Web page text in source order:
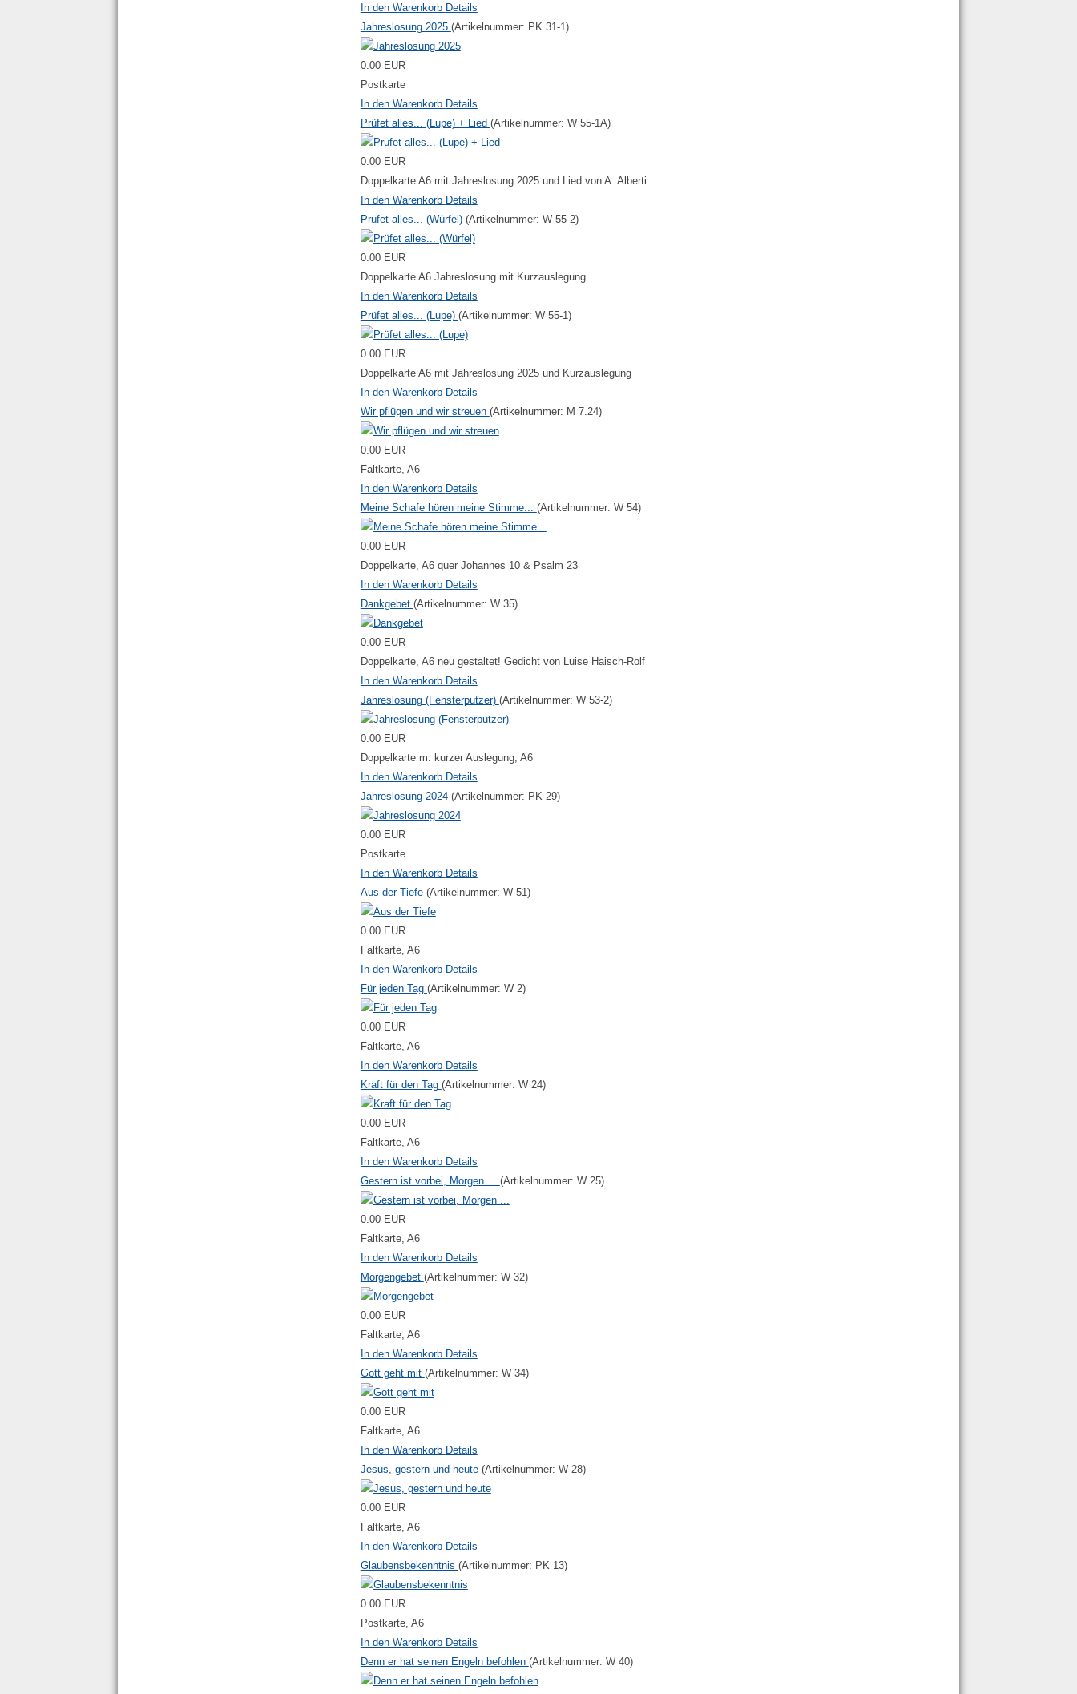
In den Warenkorb Details
Jahreslosung 2025 (Artikelnummer: PK 31-1)
0.00 EUR
Postkarte
In den Warenkorb Details
Prüfet alles... (Lupe) + Lied (Artikelnummer: W 55-1A)
0.00 EUR
Doppelkarte A6 mit Jahreslosung 2025 und Lied von A. Alberti
In den Warenkorb Details
Prüfet alles... (Würfel) (Artikelnummer: W 55-2)
0.00 EUR
Doppelkarte A6 Jahreslosung mit Kurzauslegung
In den Warenkorb Details
Prüfet alles... (Lupe) (Artikelnummer: W 55-1)
0.00 EUR
Doppelkarte A6 mit Jahreslosung 2025 und Kurzauslegung
In den Warenkorb Details
Wir pflügen und wir streuen (Artikelnummer: M 7.24)
0.00 EUR
Faltkarte, A6
In den Warenkorb Details
Meine Schafe hören meine Stimme... (Artikelnummer: W 54)
0.00 EUR
Doppelkarte, A6 quer Johannes 10 & Psalm 23
In den Warenkorb Details
Dankgebet (Artikelnummer: W 35)
0.00 EUR
Doppelkarte, A6 neu gestaltet! Gedicht von Luise Haisch-Rolf
In den Warenkorb Details
Jahreslosung (Fensterputzer) (Artikelnummer: W 53-2)
0.00 EUR
Doppelkarte m. kurzer Auslegung, A6
In den Warenkorb Details
Jahreslosung 2024 (Artikelnummer: PK 29)
0.00 EUR
Postkarte
In den Warenkorb Details
Aus der Tiefe (Artikelnummer: W 51)
0.00 EUR
Faltkarte, A6
In den Warenkorb Details
Für jeden Tag (Artikelnummer: W 2)
0.00 EUR
Faltkarte, A6
In den Warenkorb Details
Kraft für den Tag (Artikelnummer: W 24)
0.00 EUR
Faltkarte, A6
In den Warenkorb Details
Gestern ist vorbei, Morgen ... (Artikelnummer: W 25)
0.00 EUR
Faltkarte, A6
In den Warenkorb Details
Morgengebet (Artikelnummer: W 32)
0.00 EUR
Faltkarte, A6
In den Warenkorb Details
Gott geht mit (Artikelnummer: W 34)
0.00 EUR
Faltkarte, A6
In den Warenkorb Details
Jesus, gestern und heute (Artikelnummer: W 28)
0.00 EUR
Faltkarte, A6
In den Warenkorb Details
Glaubensbekenntnis (Artikelnummer: PK 13)
0.00 EUR
Postkarte, A6
In den Warenkorb Details
Denn er hat seinen Engeln befohlen (Artikelnummer: W 40)